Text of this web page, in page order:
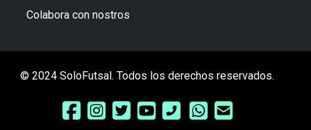
Colabora con nostros
© 2024 SoloFutsal. Todos los derechos reservados.